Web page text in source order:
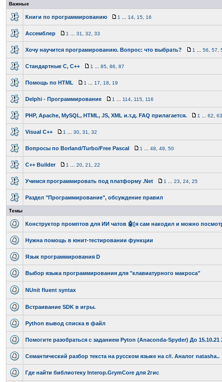
Важные
Книги по программированию 1 14 15 16
Ассемблер 1 31 32 33
Хочу научится програмированию. Вопрос: что выбрать? 1 56 57
Стандартные C, C++ 1 85 86 87
Помощь по HTML 1 17 18 19
Delphi - Программирование 1 114 115 116
PHP, Apache, MySQL, HTML, JS, XML и.т.д. FAQ прилагается. 1 62 63
Visual C++ 1 30 31 32
Вопросы по Borland/Turbo/Free Pascal 1 48 49 50
C++ Builder 1 20 21 22
Учимся программировать под платформу .Net 1 23 24 25
Раздел "Программирование", обсуждение правил
Темы
Конструктор промптов для ИИ чатов 🤖[я сам накодил и можно
Нужна помощь в юнит-тестировании функции
Язык программирования D
Выбор языка программирования для "клавиатурного макроса"
NUnit fluent syntax
Встраивание SDK в игры.
Python вывод списка в файл
Помогите разобраться с заданием Pyton (Anaconda-Spyder) До 15.10.21
Семантический разбор текста на русском языке на c#. Аналог natasha..
Где найти библиотеку Interop.GrymCore для 2гис